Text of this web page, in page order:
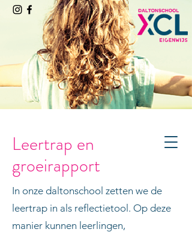
Leertrap en
groeirapport
In onze daltonschool zetten we de
leertrap in als reflectietool. Op deze
manier kunnen leerlingen,